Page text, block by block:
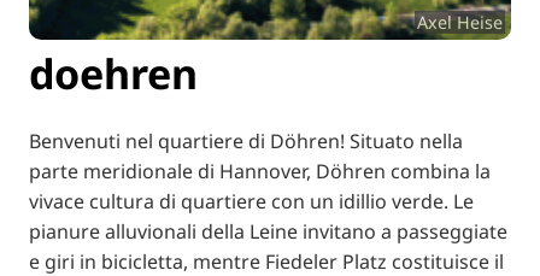
Axel Heise
doehren
Benvenuti nel quartiere di Döhren! Situato nella
parte meridionale di Hannover, Döhren combina la
vivace cultura di quartiere con un idillio verde. Le
pianure alluvionali della Leine invitano a passeggiate
e giri in bicicletta, mentre Fiedeler Platz costituisce il